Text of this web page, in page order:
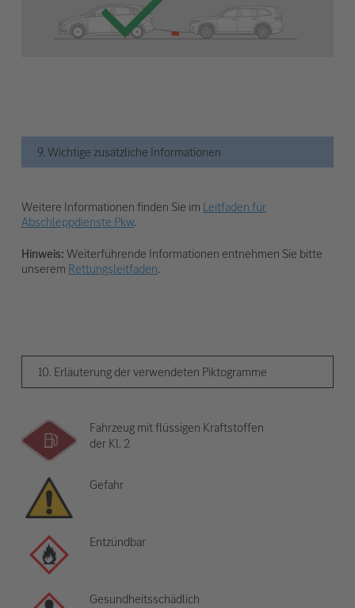
9. Wichtige zusätzliche Informationen
Weitere Informationen finden Sie im Leitfaden für
Abschleppdienste Pkw.
Hinweis:Weiterführende Informationen entnehmen Sie bitte
unserem Rettungsleitfaden.
10. Erläuterung der verwendeten Piktogramme
Fahrzeug mit flüssigen Kraftstoffen
der Kl. 2
Gefahr
Entzündbar
Gesundheitsschädlich